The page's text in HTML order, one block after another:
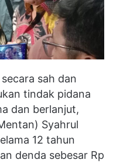
sah dan
tindak pidana
dan berlanjut,
Syahrul
12 tahun
denda sebesar Rp